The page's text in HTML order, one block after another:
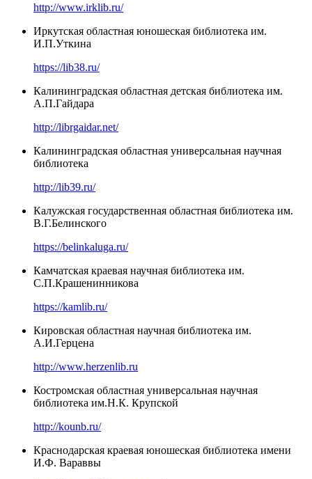
http://www.irklib.ru/
Иркутская областная юношеская библиотека им.
И.П.Уткина
https://lib38.ru/
Калининградская областная детская библиотека им.
А.П.Гайдара
http://librgaidar.net/
Калининградская областная универсальная научная
библиотека
http://lib39.ru/
Калужская государственная областная библиотека им.
В.Г.Белинского
https://belinkaluga.ru/
Камчатская краевая научная библиотека им.
С.П.Крашенинникова
https://kamlib.ru/
Кировская областная научная библиотека им.
А.И.Герцена
http://www.herzenlib.ru
Костромская областная универсальная научная
библиотека им.Н.К. Крупской
http://kounb.ru/
Краснодарская краевая юношеская библиотека имени
И.Ф. Вараввы